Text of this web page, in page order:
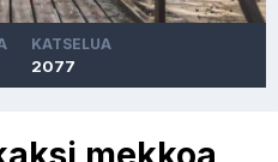
KATSELUA
2077